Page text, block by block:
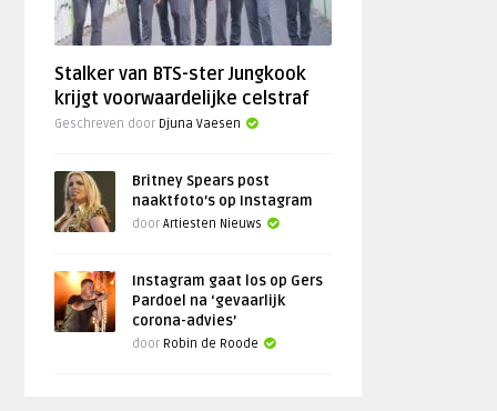
Stalker van BTS-ster Jungkook
krijgt voorwaardelijke celstraf
Geschreven door Djuna Vaesen
Britney Spears post
naaktfoto’s op Instagram
doorArtiesten Nieuws
Instagram gaat los op Gers
Pardoel na ‘gevaarlijk
corona-advies’
door Robin de Roode